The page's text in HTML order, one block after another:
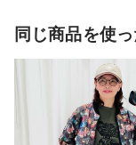
同じ商品を使